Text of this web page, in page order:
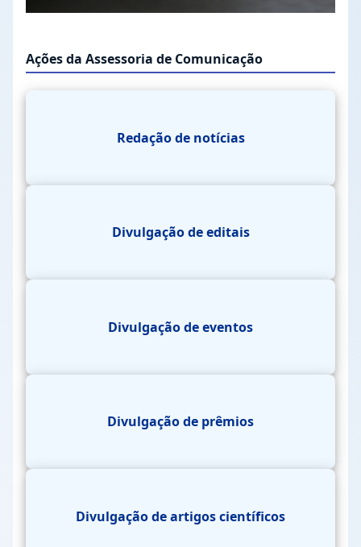
Ações da Assessoria de Comunicação
Redação de notícias
Divulgação de editais
Divulgação de eventos
Divulgação de prêmios
Divulgação de artigos científicos